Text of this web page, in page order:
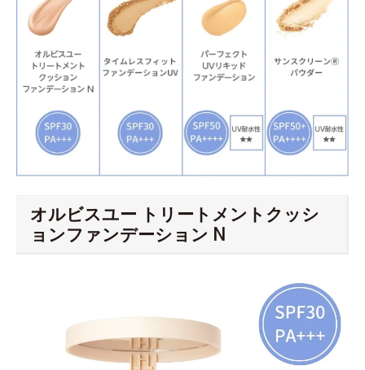
オルビスユー トリートメントクッシ
ョンファンデーション N